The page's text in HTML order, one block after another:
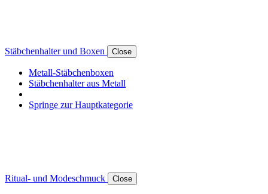
Stäbchenhalter und Boxen Close
Metall-Stäbchenboxen
Stäbchenhalter aus Metall
Springe zur Hauptkategorie
Ritual- und Modeschmuck Close